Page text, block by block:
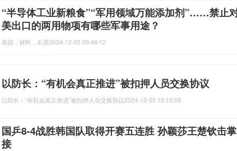
“半导体工业新粮食”“军用领域万能添加剂”……禁止
美出口的两用物项有哪些军事用途？
美国，材料，石墨2024-12-05 09:48:12
以防长：“有机会真正推进”被扣押人员交换协议
以防长：“有机会真正推进”被扣押人员交换协议2024-12-05 10:16:08
国乒8-4战胜韩国队取得开赛五连胜 孙颖莎王楚钦击
接